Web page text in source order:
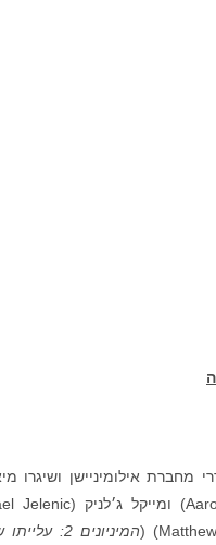
המיניונים 2: עלייתו של גרו